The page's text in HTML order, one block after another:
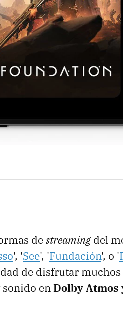
destreamingdel
', 'See', 'Fundación', o '
de disfrutar muchos
sonido enDolby Atmos